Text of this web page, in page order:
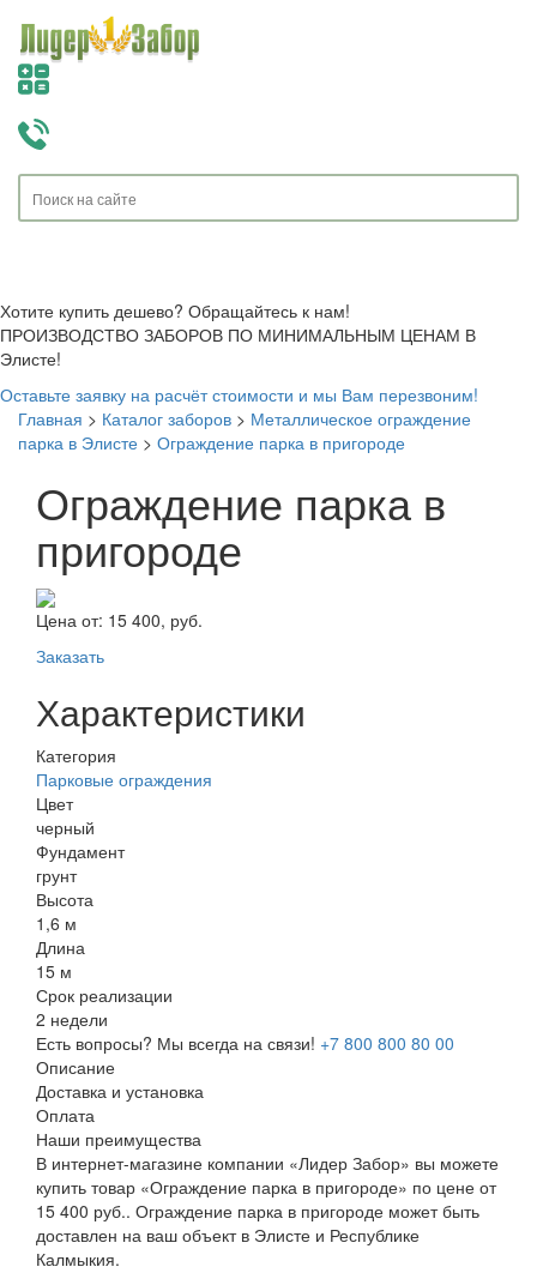
Хотите купить дешево? Обращайтесь к нам!
ПРОИЗВОДСТВО ЗАБОРОВ ПО МИНИМАЛЬНЫМ ЦЕНАМ В
Элисте!
Оставьте заявку на расчёт стоимости и мы Вам перезвоним!
Главная > Каталог заборов > Металлическое ограждение
парка в Элисте > Ограждение парка в пригороде
Ограждение парка в
пригороде
Цена от: 15 400, руб.
Заказать
Характеристики
Категория
Парковые ограждения
Цвет
черный
Фундамент
грунт
Высота
1,6 м
Длина
15 м
Срок реализации
2 недели
Есть вопросы? Мы всегда на связи! +7 800 800 80 00
Описание
Доставка и установка
Оплата
Наши преимущества
В интернет-магазине компании «Лидер Забор» вы можете
купить товар «Ограждение парка в пригороде» по цене от
15 400 руб.. Ограждение парка в пригороде может быть
доставлен на ваш объект в Элисте и Республике
Калмыкия.